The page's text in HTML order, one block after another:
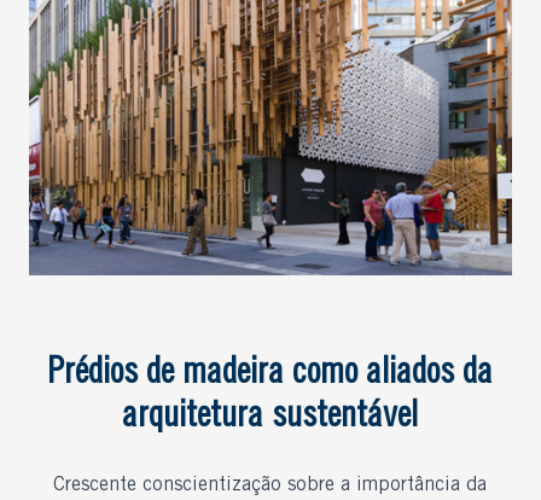
Prédios de madeira como aliados da
arquitetura sustentável
Crescente conscientização sobre a importância da